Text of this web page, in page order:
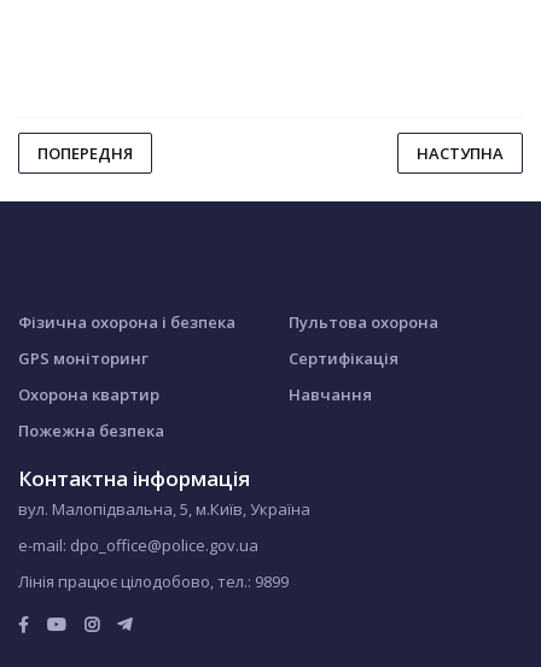
ПОПЕРЕДНЯ НАСТУПНА
Фізична охорона і безпека
GPS моніторинг
Охорона квартир
Пожежна безпека
Пультова охорона
Сертифікація
Навчання
Контактна інформація
вул. Малопідвальна, 5, м.Київ, Україна
e-mail: dpo_office@police.gov.ua
Лінія працює цілодобово, тел.: 9899